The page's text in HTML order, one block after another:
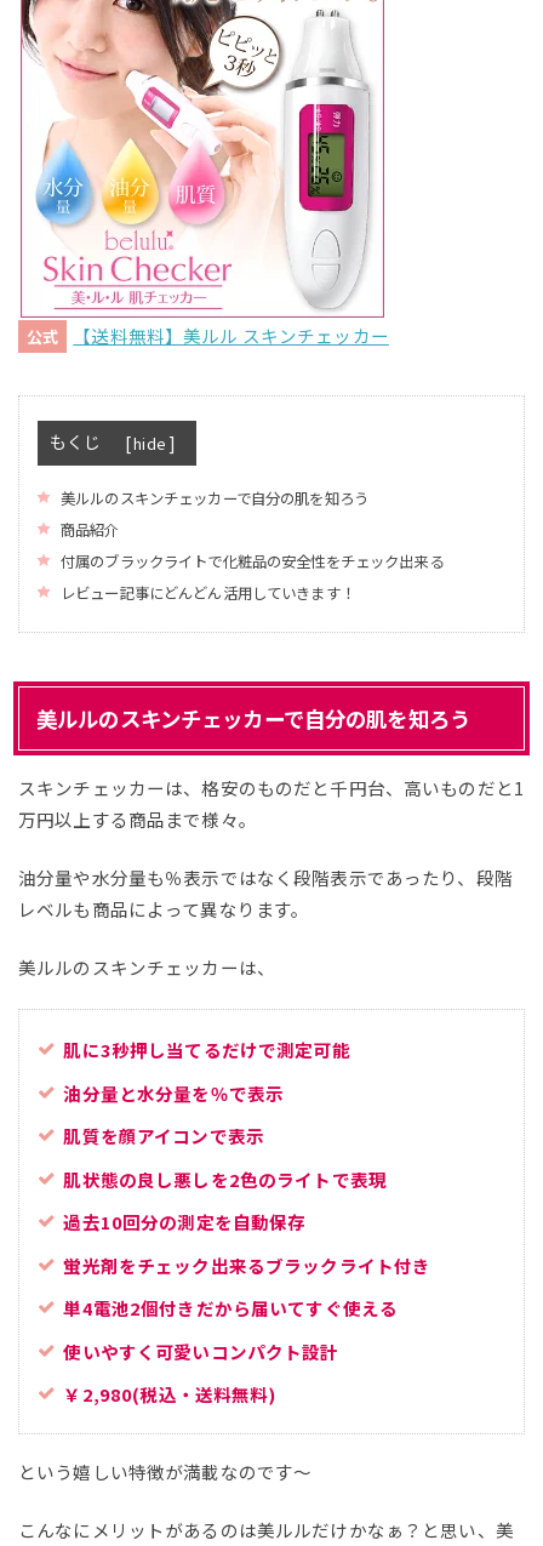
公式 【送料無料】美ルル スキンチェッカー
もくじ [hide ]
美ルルのスキンチェッカーで自分の肌を知ろう
商品紹介
付属のブラックライトで化粧品の安全性をチェック出来る
レビュー記事にどんどん活用していきます！
美ルルのスキンチェッカーで自分の肌を知ろう
スキンチェッカーは、格安のものだと千円台、高いものだと1
万円以上する商品まで様々。
油分量や水分量も％表示ではなく段階表示であったり、段階
レベルも商品によって異なります。
美ルルのスキンチェッカーは、
肌に3秒押し当てるだけで測定可能
油分量と水分量を％で表示
肌質を顔アイコンで表示
肌状態の良し悪しを2色のライトで表現
過去10回分の測定を自動保存
蛍光剤をチェック出来るブラックライト付き
単4電池2個付きだから届いてすぐ使える
使いやすく可愛いコンパクト設計
￥2,980(税込・送料無料)
という嬉しい特徴が満載なのです～
こんなにメリットがあるのは美ルルだけかなぁ？と思い、美